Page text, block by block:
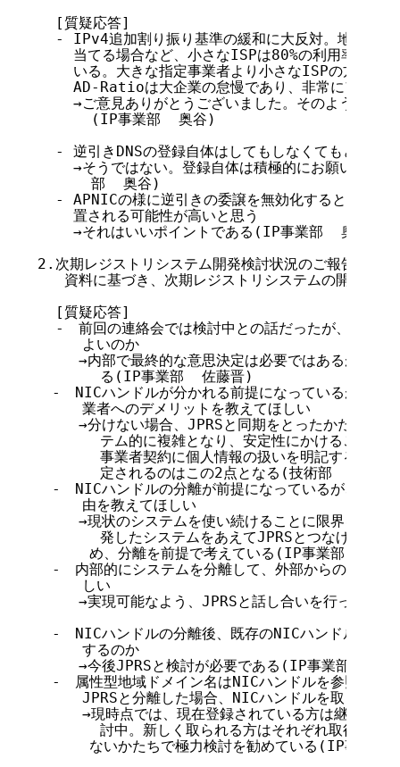
  [質疑応答]
- IPv4追加割り振り基準の緩和に大反対。地域単位
当てる場合など、小さなISPは80%の利用率を満た
いる。大きな指定事業者より小さなISPの方が基
AD-Ratioは大企業の怠慢であり、非常にアンフ
→ご意見ありがとうございました。そのような事情
      (IP事業部  奥谷)
- 逆引きDNSの登録自体はしてもしなくてもどちら
→そうではない。登録自体は積極的にお願いした
      部  奥谷)
- APNICの様に逆引きの委譲を無効化すると無効な
    置される可能性が高いと思う
    →それはいいポイントである(IP事業部  奥谷)
2.次期レジストリシステム開発検討状況のご報告(佐藤
資料に基づき、次期レジストリシステムの開発検討
  [質疑応答]
-　前回の連絡会では検討中との話だったが、今回は
     よいのか
　 →内部で最終的な意思決定は必要ではあるがその
       る(IP事業部  佐藤晋)
-　NICハンドルが分かれる前提になっているが、分
     業者へのデメリットを教えてほしい
→分けない場合、JPRSと同期をとったかたちでの
テム的に複雑となり、安定性にかけることが1
事業者契約に個人情報の扱いを明記する必要
       定されるのはこの2点となる(技術部　五關)
-　NICハンドルの分離が前提になっているが、分離
     由を教えてほしい
　 →現状のシステムを使い続けることに限界を感じ
発したシステムをあえてJPRSとつなげる場合
め、分離を前提で考えている(IP事業部  佐藤
-　内部的にシステムを分離して、外部からのWHOIS
     しい
→実現可能なよう、JPRSと話し合いを行ってい
-　NICハンドルの分離後、既存のNICハンドルは
     するのか
→今後JPRSと検討が必要である(IP事業部  佐
-　属性型地域ドメイン名はNICハンドルを参照して
JPRSと分離した場合、NICハンドルを取り直す
→現時点では、現在登録されている方は継続して
討中。新しく取られる方はそれぞれ取得が必
ないかたちで極力検討を勧めている(IP事業